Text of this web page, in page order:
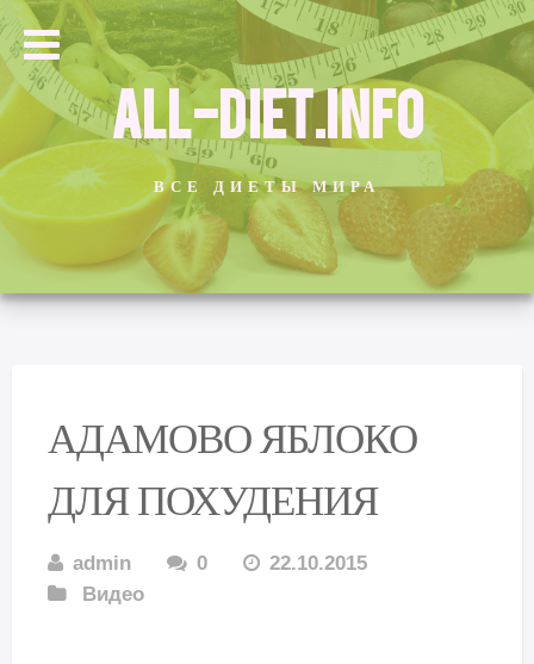
ALL-DIET.INFO
ВСЕ ДИЕТЫ МИРА
АДАМОВО ЯБЛОКО
ДЛЯ ПОХУДЕНИЯ
admin 0
22.10.2015
Видео